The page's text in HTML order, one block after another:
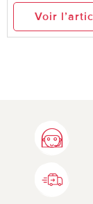
Plaid très
ccontre le
Voir